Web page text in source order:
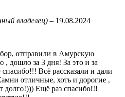
владелец) – 19.08.2024
отправили в Амурскую
, дошло за 3 дня! За это и за
спасибо!!! Всё рассказали и дали
отличные, хоть и дорогие ,
долго!))) Ещё раз спасибо!!!